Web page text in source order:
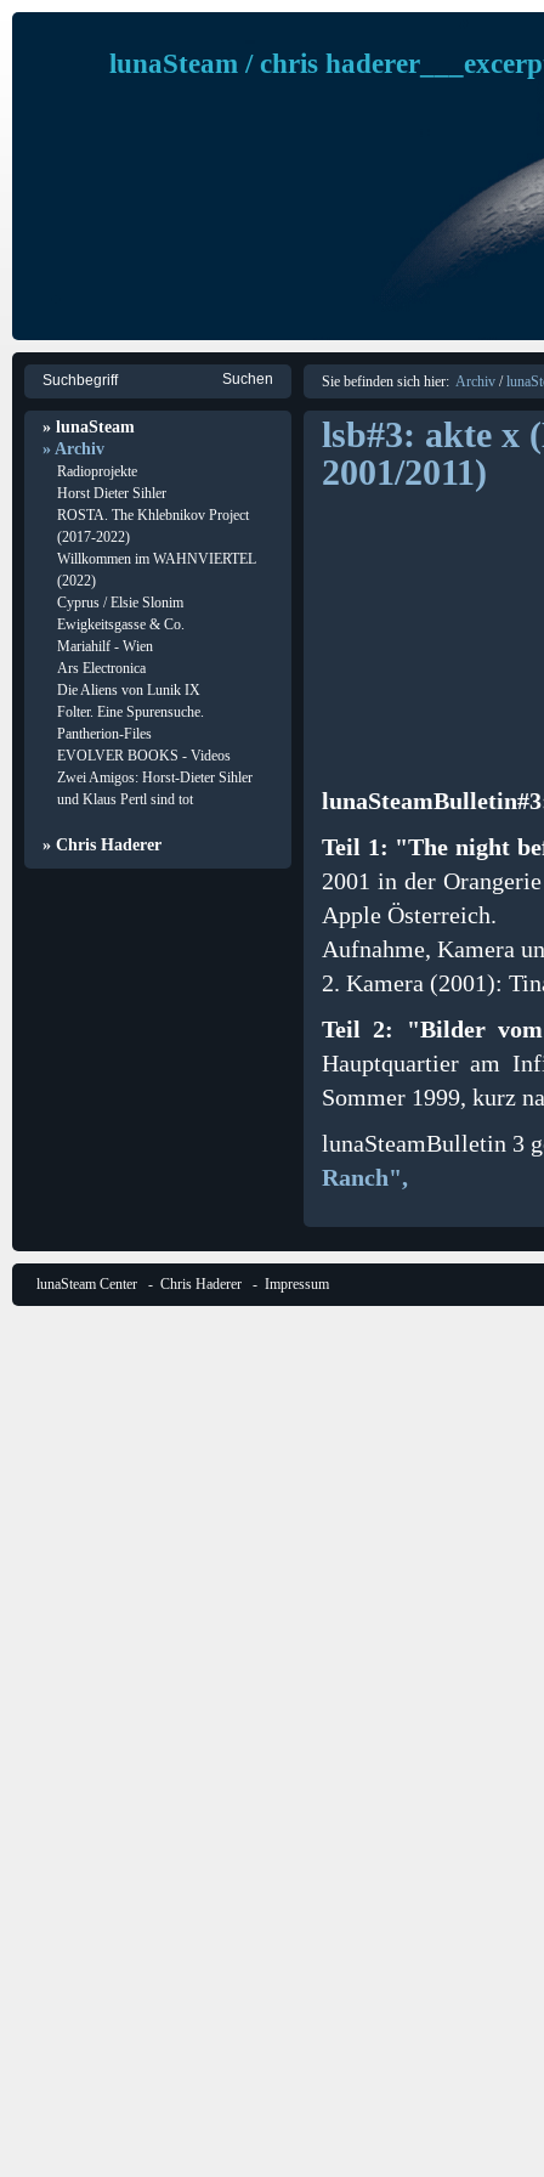
lunaSteam / chris
» lunaSteam
» Archiv
Radioprojekte
Horst Dieter Sihler
ROSTA. The Khlebnikov Project
(2017-2022)
Willkommen im WAHNVIERTEL
(2022)
Cyprus / Elsie Slonim
Ewigkeitsgasse & Co.
Mariahilf - Wien
Ars Electronica
Die Aliens von Lunik IX
Folter. Eine Spurensuche.
Pantherion-Files
EVOLVER BOOKS - Videos
Zwei Amigos: Horst-Dieter Sihler
und Klaus Pertl sind tot
» Chris Haderer
Sie befinden sich hier: Archiv /
lsb#3: akte x
2001/2011)
Teil 1: "The night
2001 in der
Apple Österreich.
Aufnahme, Kamera
2. Kamera (2001):
Teil 2: "Bilder
Hauptquartier am
Sommer 1999, kurz
lunaSteamBulletin 3
Ranch",
lunaSteam Center - Chris Haderer - Impressum